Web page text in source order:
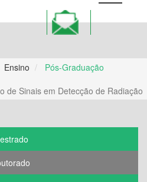
Ensino
Pós-Graduação
de Sinais em Detecção de Radiação